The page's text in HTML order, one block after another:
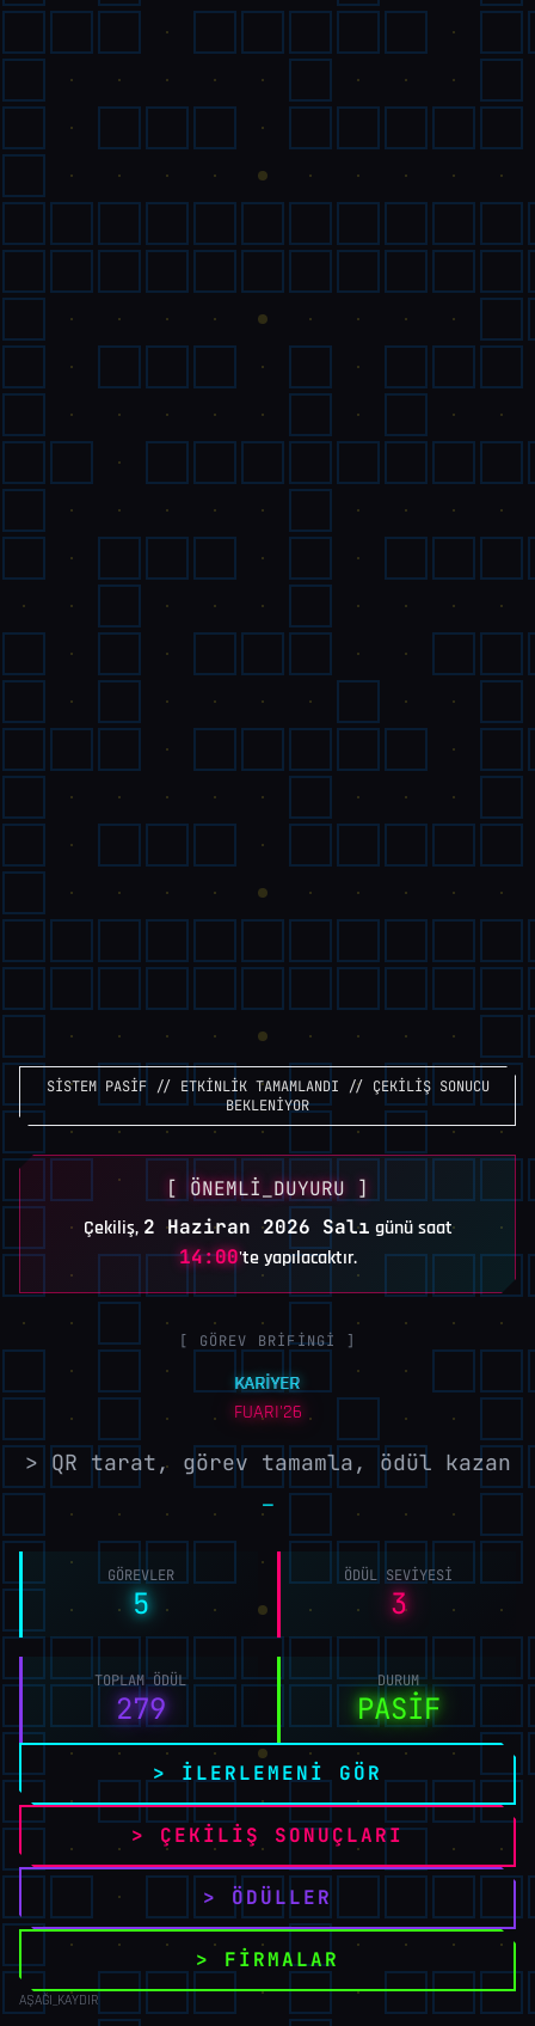
SİSTEM PASİF // ETKİNLİK TAMAMLANDI // ÇEKİLİŞ SONUCU
BEKLENİYOR
[ ÖNEMLİ_DUYURU ]
Çekiliş, 2 Haziran 2026 Salı günü saat
14:00'te yapılacaktır.
[ GÖREV BRİFİNGİ ]
KARİYER
FUARI'26
> QR tarat, görev tamamla, ödül kazan
GÖREVLER
5
ÖDÜL SEVIYESI
3
TOPLAM ÖDÜL
279
DURUM
PASİF
> İLERLEMENİ GÖR
> ÇEKİLİŞ SONUÇLARI
> ÖDÜLLER
> FİRMALAR
AŞAĞI_KAYDIR